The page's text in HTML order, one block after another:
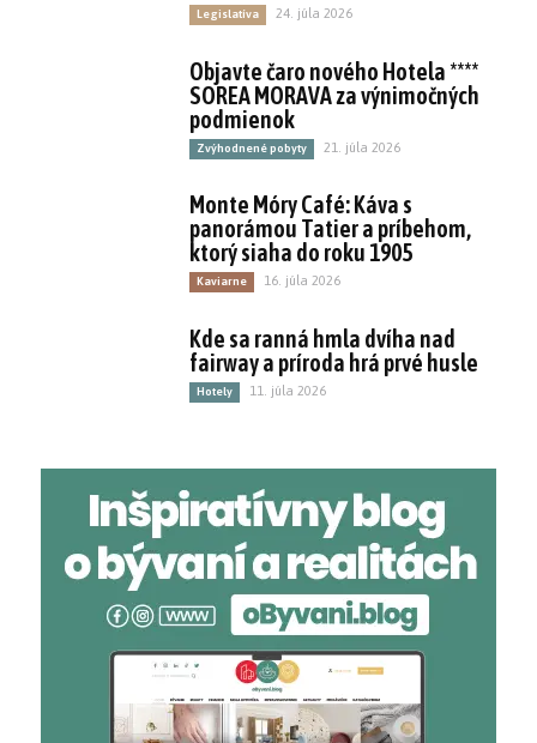
Legislatíva 24. júla 2026
Objavte čaro nového Hotela ****
SOREA MORAVA za výnimočných
podmienok
Zvýhodnené pobyty 21. júla 2026
Monte Móry Café: Káva s
panorámou Tatier a príbehom,
ktorý siaha do roku 1905
Kaviarne 16. júla 2026
Kde sa ranná hmla dvíha nad
fairway a príroda hrá prvé husle
Hotely 11. júla 2026